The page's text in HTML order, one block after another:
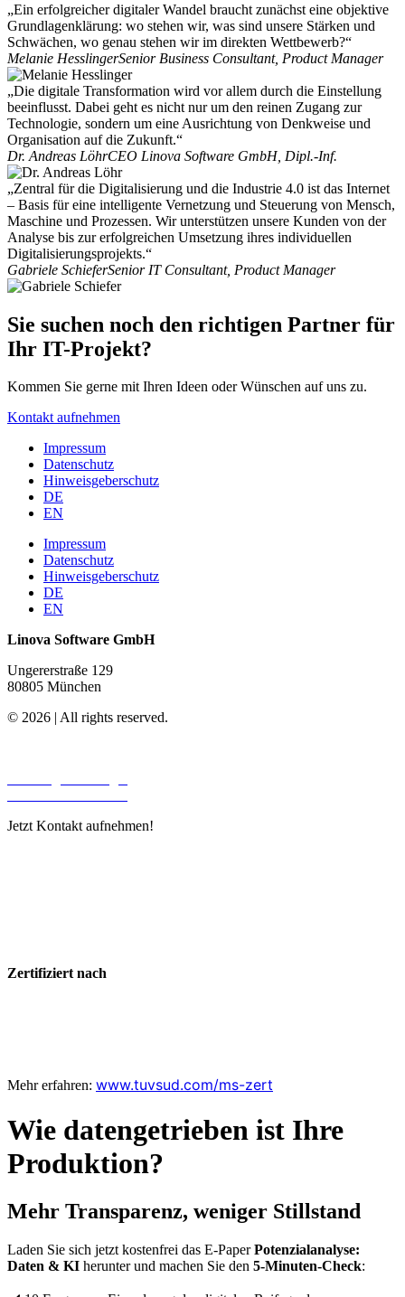
„Ein erfolgreicher digitaler Wandel braucht zunächst eine objektive
Grundlagenklärung: wo stehen wir, was sind unsere Stärken und
Schwächen, wo genau stehen wir im direkten Wettbewerb?“
Melanie HesslingerSenior Business Consultant, Product Manager
„Die digitale Transformation wird vor allem durch die Einstellung
beeinflusst. Dabei geht es nicht nur um den reinen Zugang zur
Technologie, sondern um eine Ausrichtung von Denkweise und
Organisation auf die Zukunft.“
Dr. Andreas LöhrCEO Linova Software GmbH, Dipl.-Inf.
„Zentral für die Digitalisierung und die Industrie 4.0 ist das Internet
– Basis für eine intelligente Vernetzung und Steuerung von Mensch,
Maschine und Prozessen. Wir unterstützen unsere Kunden von der
Analyse bis zur erfolgreichen Umsetzung ihres individuellen
Digitalisierungsprojekts.“
Gabriele SchieferSenior IT Consultant, Product Manager
Sie suchen noch den richtigen Partner für
Ihr IT-Projekt?
Kommen Sie gerne mit Ihren Ideen oder Wünschen auf uns zu.
Kontakt aufnehmen
Impressum
Datenschutz
Hinweisgeberschutz
DE
EN
Impressum
Datenschutz
Hinweisgeberschutz
DE
EN
Linova Software GmbH
Ungererstraße 129
80805 München
© 2026 | All rights reserved.
Jetzt Kontakt aufnehmen!
Zertifiziert nach
Mehr erfahren: www.tuvsud.com/ms-zert
Wie datengetrieben ist Ihre
Produktion?
Mehr Transparenz, weniger Stillstand
Laden Sie sich jetzt kostenfrei das E-PaperPotenzialanalyse:
Daten & KI herunter und machen Sie den 5-Minuten-Check: